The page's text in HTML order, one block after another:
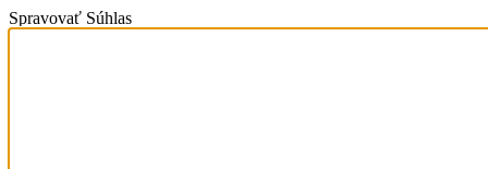
Spravovať Súhlas